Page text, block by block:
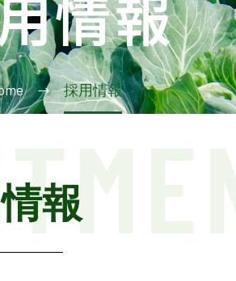
情報
採用情報
報